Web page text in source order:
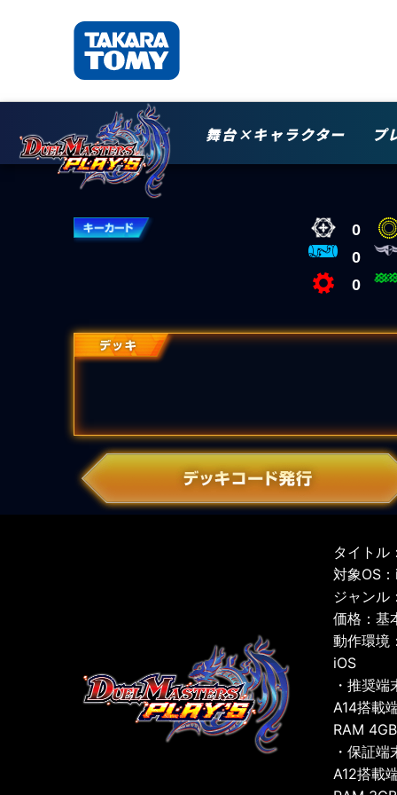
舞台×キャラクター プ
0
0
0
タイトル
対象OS
ジャンル
価格：基
動作環境
iOS
・推奨端
A14搭載
RAM
・保証端
A12搭載